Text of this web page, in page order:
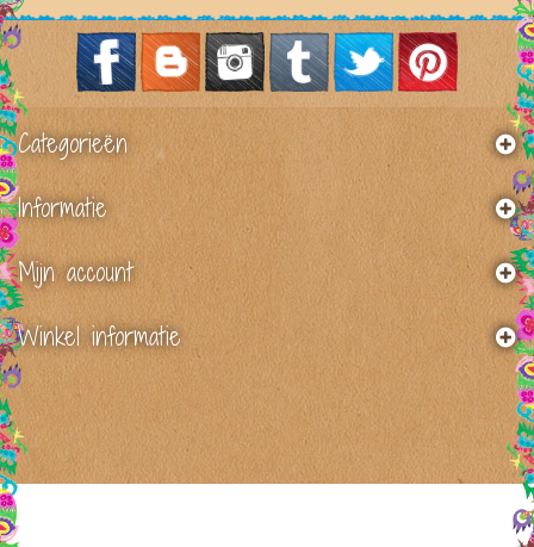
Categorieën
Informatie
Mijn account
Winkel informatie